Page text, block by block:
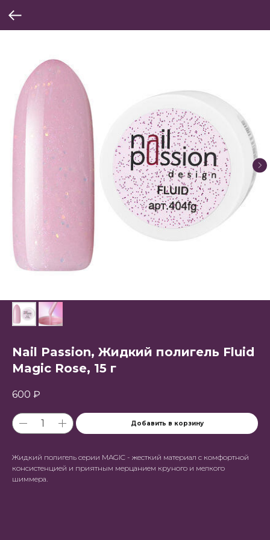
Nail Passion, Жидкий полигель Fluid
Magic Rose, 15 г
600 ₽
Добавить в корзину
Жидкий полигель серии MAGIC - жесткий материал с комфортной
консистенцией и приятным мерцанием круного и мелкого
шиммера.